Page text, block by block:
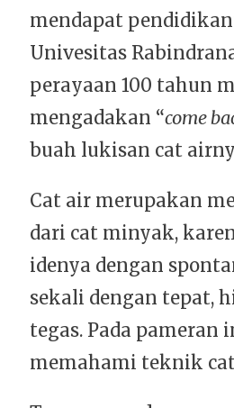
mendapat
Univesitas
perayaan 100 tahun
mengadakan “come
buah lukisan cat
Cat air merupakan
dari cat minyak,
idenya dengan
sekali dengan tepat,
tegas. Pada
memahami teknik